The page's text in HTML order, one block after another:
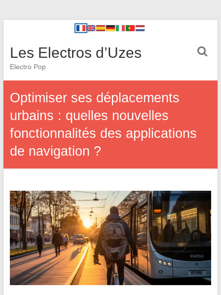
Les Electros d’Uzes
Electro Pop
Optimiser ses déplacements
urbains : quelles nouvelles
fonctionnalités des applications
de navigation ?